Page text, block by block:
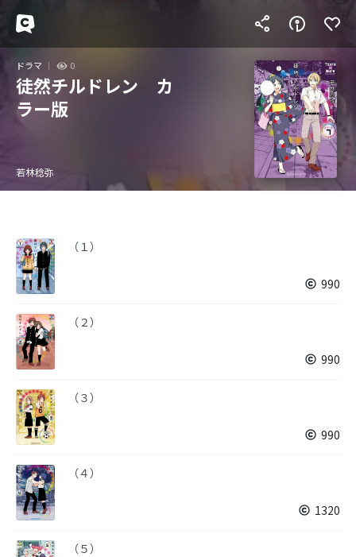
ドラマ 0
徒然チルドレン カ
ラー版
若林稔弥
（１）
990
（２）
990
（３）
990
（４）
1320
（５）